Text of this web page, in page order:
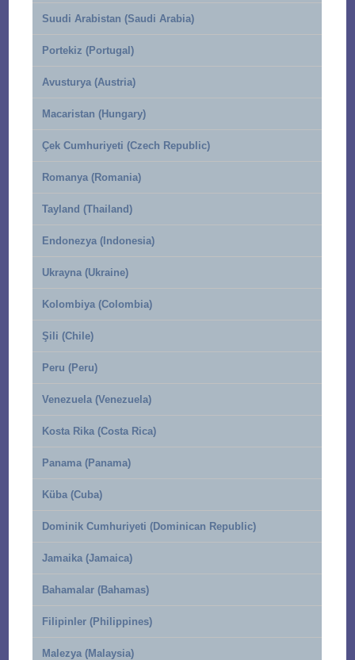
Suudi Arabistan (Saudi Arabia)
Portekiz (Portugal)
Avusturya (Austria)
Macaristan (Hungary)
Çek Cumhuriyeti (Czech Republic)
Romanya (Romania)
Tayland (Thailand)
Endonezya (Indonesia)
Ukrayna (Ukraine)
Kolombiya (Colombia)
Şili (Chile)
Peru (Peru)
Venezuela (Venezuela)
Kosta Rika (Costa Rica)
Panama (Panama)
Küba (Cuba)
Dominik Cumhuriyeti (Dominican Republic)
Jamaika (Jamaica)
Bahamalar (Bahamas)
Filipinler (Philippines)
Malezya (Malaysia)